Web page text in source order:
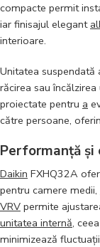
compacte permit
iar finisajul elegant
interioare.
Unitatea suspendată
răcirea sau
proiectate pentru a
către persoane,
Performanță și
Daikin FXHQ32A
pentru camere medii,
VRV permite
unitatea internă,
minimizează